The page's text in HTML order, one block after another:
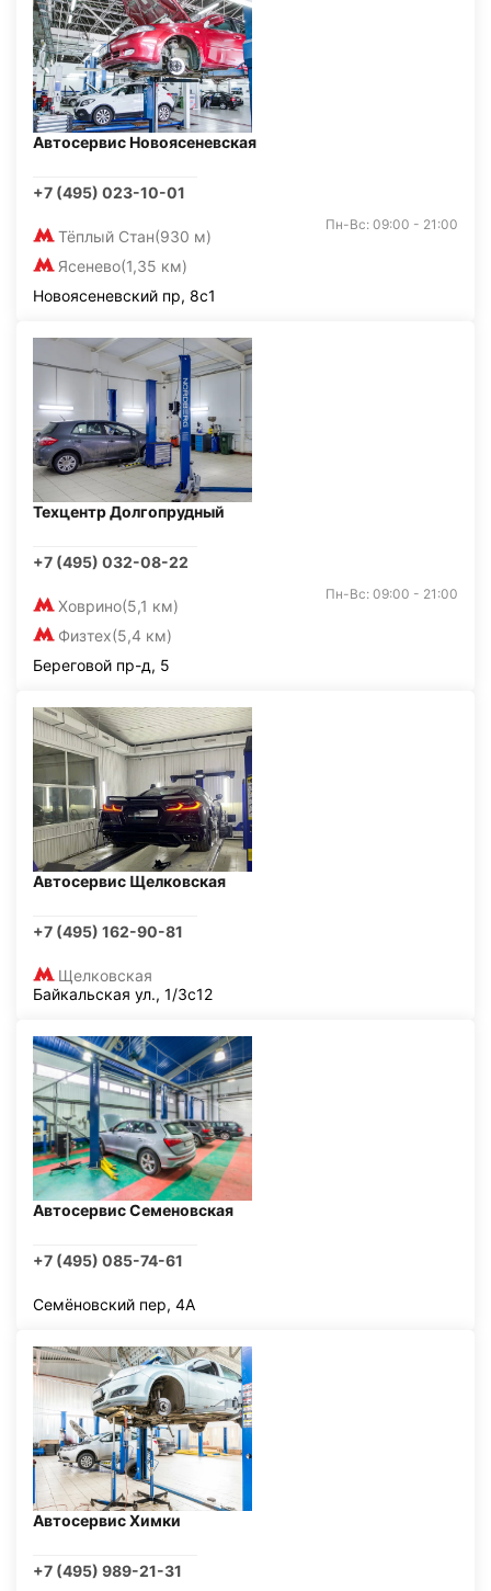
Автосервис Новоясеневская
+7 (495) 023-10-01
Тёплый Стан(930 м)
Ясенево(1,35 км)
Пн-Вс: 09:00 - 21:00
Новоясеневский пр, 8с1
Техцентр Долгопрудный
+7 (495) 032-08-22
Ховрино(5,1 км)
Физтех(5,4 км)
Пн-Вс: 09:00 - 21:00
Береговой пр-д, 5
Автосервис Щелковская
+7 (495) 162-90-81
Щелковская
Байкальская ул., 1/3с12
Автосервис Семеновская
+7 (495) 085-74-61
Семёновский пер, 4А
Автосервис Химки
+7 (495) 989-21-31